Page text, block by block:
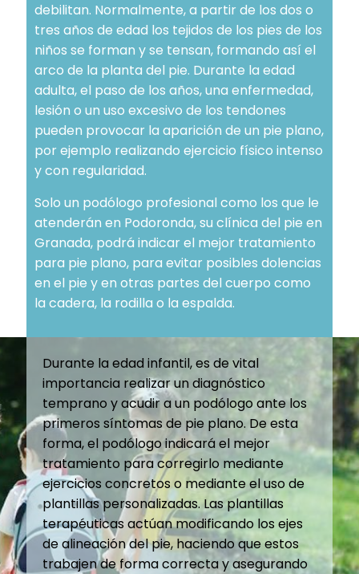
debilitan. Normalmente, a partir de los dos o
tres años de edad los tejidos de los pies de los
niños se forman y se tensan, formando así el
arco de la planta del pie. Durante la edad
adulta, el paso de los años, una enfermedad,
lesión o un uso excesivo de los tendones
pueden provocar la aparición de un pie plano,
por ejemplo realizando ejercicio físico intenso
y con regularidad.
Solo un podólogo profesional como los que le
atenderán en Podoronda, su clínica del pie en
Granada, podrá indicar el mejor tratamiento
para pie plano, para evitar posibles dolencias
en el pie y en otras partes del cuerpo como
la cadera, la rodilla o la espalda.
Durante la edad infantil, es de vital
importancia realizar un diagnóstico
temprano y acudir a un podólogo ante los
primeros síntomas de pie plano. De esta
forma, el podólogo indicará el mejor
tratamiento para corregirlo mediante
ejercicios concretos o mediante el uso de
plantillas personalizadas. Las plantillas
terapéuticas actúan modificando los ejes
de alineación del pie, haciendo que estos
trabajen de forma correcta y asegurando